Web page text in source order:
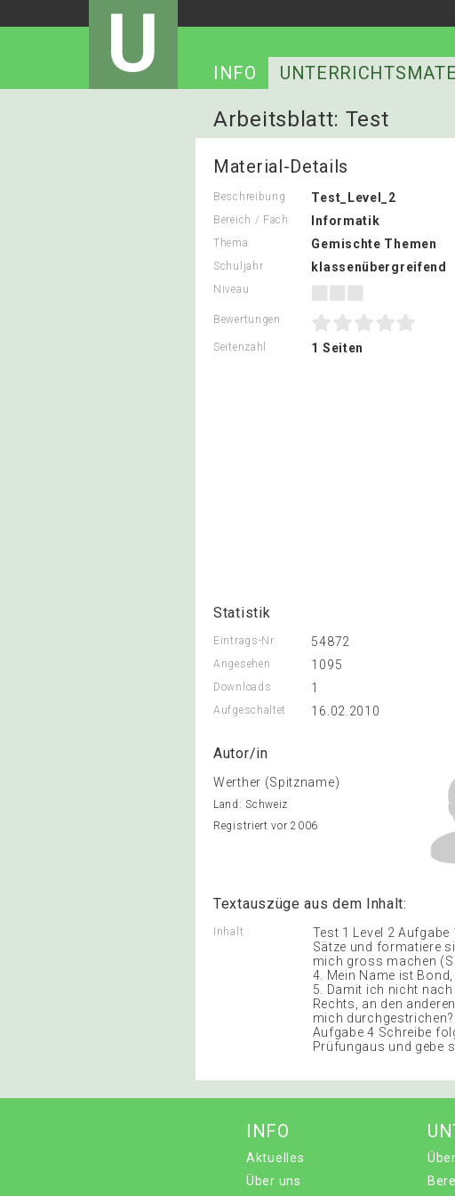
U INFO
Arbeitsblatt: Test
Material-Details
Beschreibung Test_Level_2
Bereich / Fach Informatik
Thema Gemischte Themen
Schuljahr klassenübergreifend
Niveau
Bewertungen
Seitenzahl 1 Seiten
Statistik
Eintrags-Nr. 54872
Angesehen 1095
Downloads 1
Aufgeschaltet 16.02.2010
Autor/in
Werther (Spitzname)
Land: Schweiz
Registriert vor 2006
Textauszüge aus dem Inhalt:
Inhalt
Test 1 Level 2
Sätze und formatiere
mich gross machen
4. Mein Name ist
5. Damit ich nicht
Rechts, an den
mich durchgestrichen?
Aufgabe 4 Schreibe
Prüfungaus und gebe
INFO
Aktuelles
Über uns